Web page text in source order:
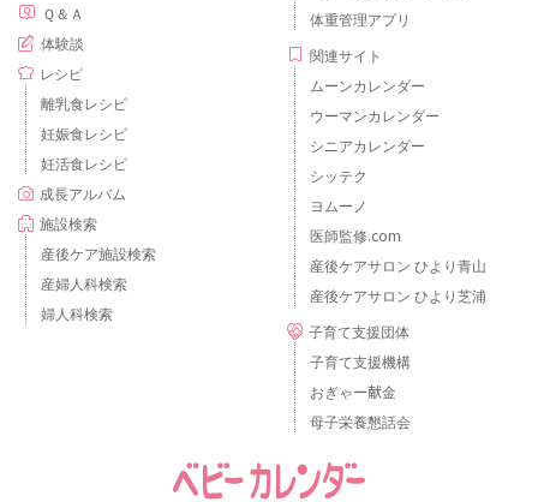
Ｑ＆Ａ
体験談
レシピ
離乳食レシピ
妊娠食レシピ
妊活食レシピ
成長アルバム
施設検索
産後ケア施設検索
産婦人科検索
婦人科検索
体重管理アプリ
関連サイト
ムーンカレンダー
ウーマンカレンダー
シニアカレンダー
シッテク
ヨムーノ
医師監修.com
産後ケアサロン ひより青山
産後ケアサロン ひより芝浦
子育て支援団体
子育て支援機構
おぎゃー献金
母子栄養懇話会